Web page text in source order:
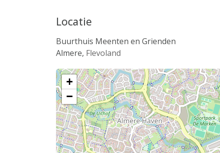
Locatie
Buurthuis Meenten en Grienden
Almere, Flevoland
+
−